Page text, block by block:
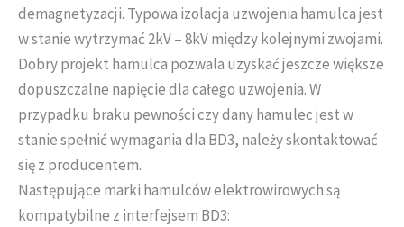
demagnetyzacji. Typowa izolacja uzwojenia hamulca jest
w stanie wytrzymać 2kV – 8kV między kolejnymi zwojami.
Dobry projekt hamulca pozwala uzyskać jeszcze większe
dopuszczalne napięcie dla całego uzwojenia. W
przypadku braku pewności czy dany hamulec jest w
stanie spełnić wymagania dla BD3, należy skontaktować
się z producentem.
Następujące marki hamulców elektrowirowych są
kompatybilne z interfejsem BD3: